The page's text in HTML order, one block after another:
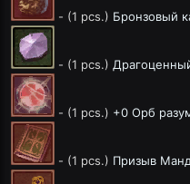
- (1 pcs.) Бронзовый
- (1 pcs.)
- (1 pcs.) +0 Орб
- (1 pcs.) Призыв